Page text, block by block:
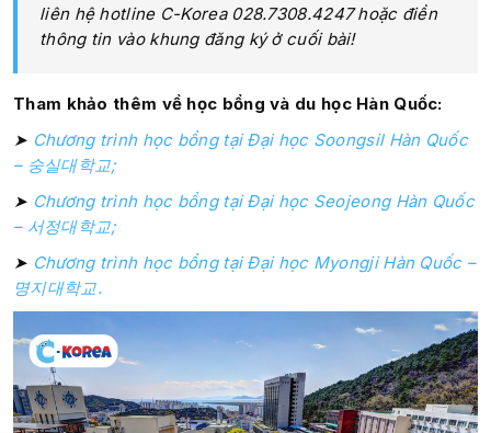
liên hệ hotline C-Korea 028.7308.4247 hoặc điền
thông tin vào khung đăng ký ở cuối bài!
Tham khảo thêm về học bổng và du học Hàn Quốc:
➤ Chương trình học bổng tại Đại học Soongsil Hàn Quốc
– 숭실대학교;
➤ Chương trình học bổng tại Đại học Seojeong Hàn Quốc
– 서정대학교;
➤ Chương trình học bổng tại Đại học Myongji Hàn Quốc –
명지대학교.